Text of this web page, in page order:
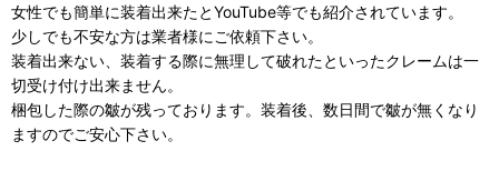
女性でも簡単に装着出来たとYouTube等でも紹介されています。
少しでも不安な方は業者様にご依頼下さい。
装着出来ない、装着する際に無理して破れたといったクレームは一
切受け付け出来ません。
梱包した際の皺が残っております。装着後、数日間で皺が無くなり
ますのでご安心下さい。